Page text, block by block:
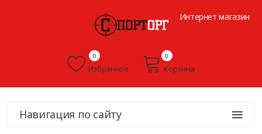
Интернет магазин
Избранное
0
Корзина
0
Навигация по сайту